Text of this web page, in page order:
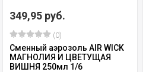
349,95 руб.
(0)
Сменный аэрозоль AIR WICK
МАГНОЛИЯ И ЦВЕТУЩАЯ
ВИШНЯ 250мл 1/6